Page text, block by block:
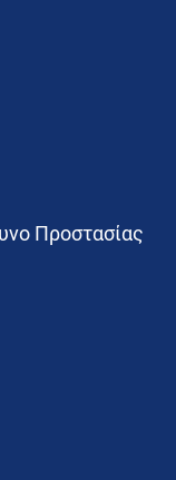
Προστασίας